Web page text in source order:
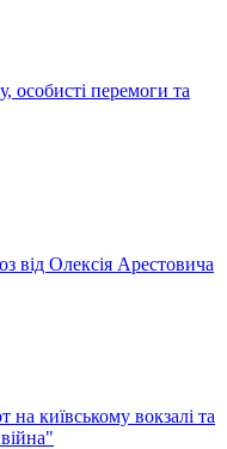
особисті перемоги та
від Олексія Арестовича
київському вокзалі та